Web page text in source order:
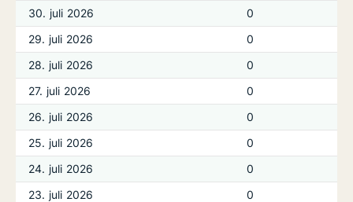
30. juli 2026
0
29. juli 2026
0
28. juli 2026
0
27. juli 2026
0
26. juli 2026
0
25. juli 2026
0
24. juli 2026
0
23. juli 2026
0